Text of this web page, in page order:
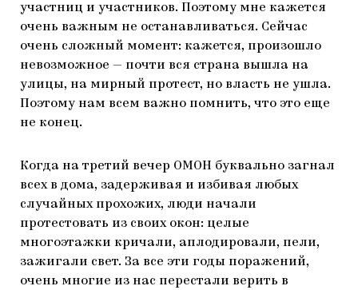
участниц и участников. Поэтому мне кажется
очень важным не останавливаться. Сейчас
очень сложный момент: кажется, произошло
невозможное — почти вся страна вышла на
улицы, на мирный протест, но власть не ушла.
Поэтому нам всем важно помнить, что это еще
не конец.
Когда на третий вечер ОМОН буквально загнал
всех в дома, задерживая и избивая любых
случайных прохожих, люди начали
протестовать из своих окон: целые
многоэтажки кричали, аплодировали, пели,
зажигали свет. За все эти годы поражений,
очень многие из нас перестали верить в